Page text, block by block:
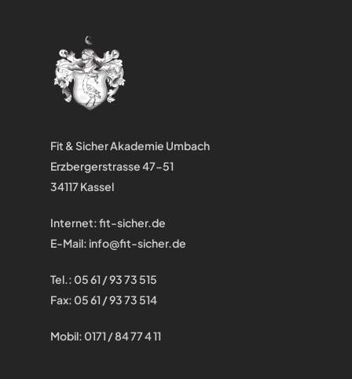
Fit & Sicher Akademie Umbach
Erzbergerstrasse 47-51
34117 Kassel
Internet:fit-sicher.de
E-Mail: info@fit-sicher.de
Tel.: 05 61 / 93 73 515
Fax: 05 61 / 93 73 514
Mobil: 0171 / 84 77 4 11